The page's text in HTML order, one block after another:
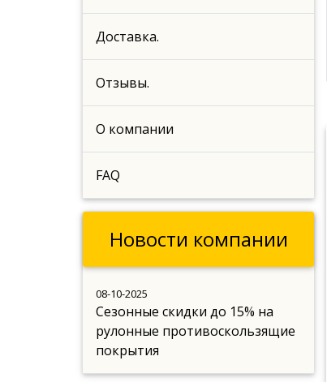
Доставка.
Отзывы.
О компании
FAQ
Новости компании
08-10-2025
Сезонные скидки до 15% на
рулонные противоскользящие
покрытия